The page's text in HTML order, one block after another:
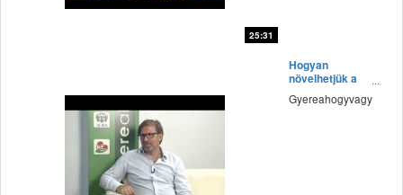
25:31
Hogyan
növelhetjük a
hitünket?
Gyereahogyvagy